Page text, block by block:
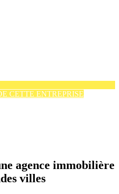
CETTE ENTREPRISE
agence immobilière
villes